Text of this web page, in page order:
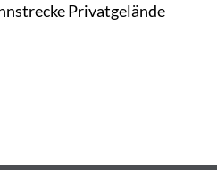
Privatgelände